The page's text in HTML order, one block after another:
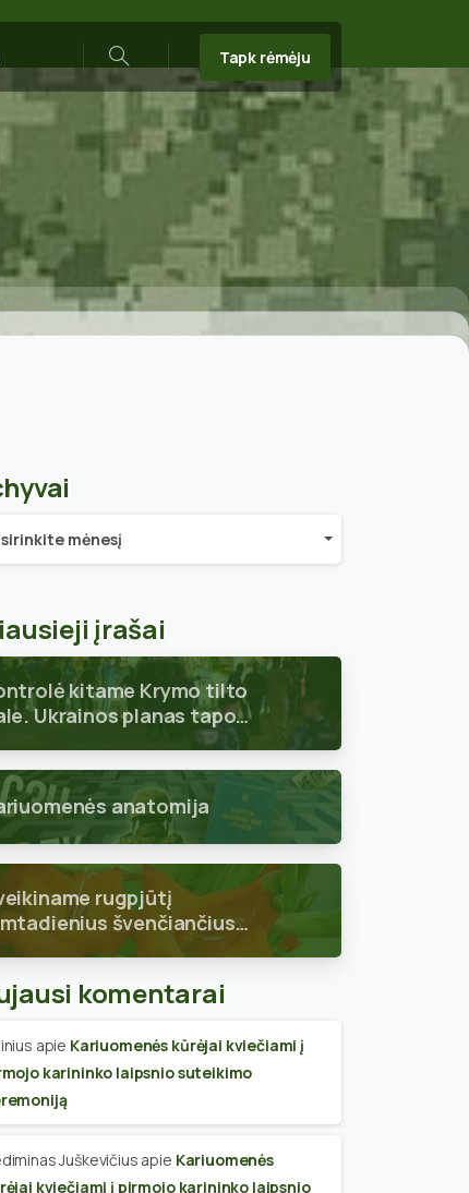
Search
Tapk rėmėju
mėnesį
įrašai
kitame Krymo tilto
Ukrainos planas tapo
anatomija
rugpjūtį
švenčiančius
narius
komentarai
apie Kariuomenės kūrėjai kviečiami į
karininko laipsnio suteikimo
Juškevičius apie Kariuomenės
kviečiami į pirmojo karininko laipsnio